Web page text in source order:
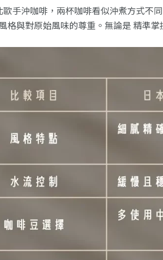
歐手沖咖啡，兩杯咖啡看似沖煮方式不
格與對原始風味的尊重。無論是 精準